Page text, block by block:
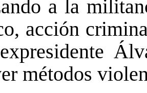
a la
acción
métodos